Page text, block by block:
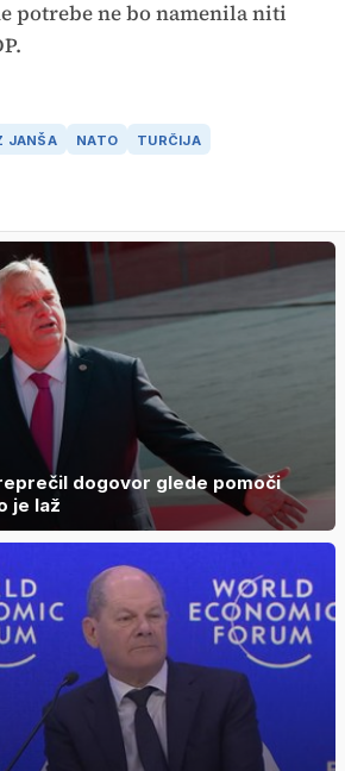
potrebe ne bo namenila niti
JANŠA NATO TURČIJA
dogovor glede pomoči
je laž